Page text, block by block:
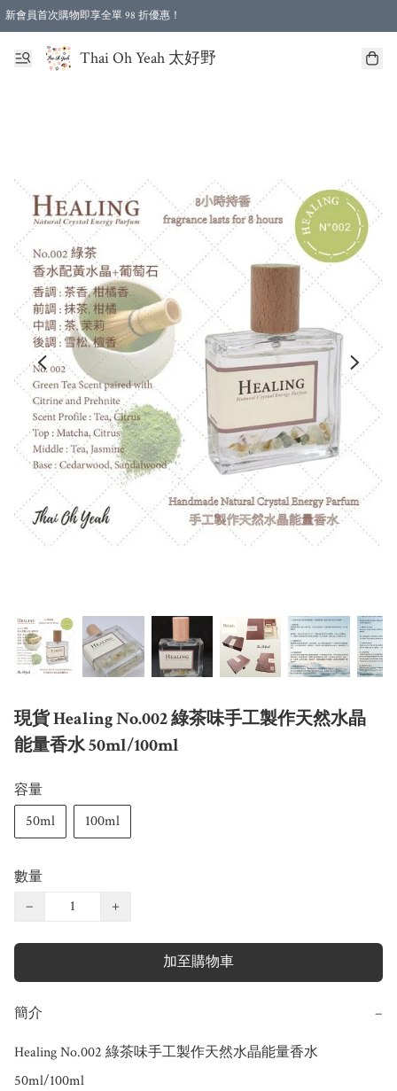
新會員首次購物即享全單 98 折優惠！
特選會員可享全單低至 96 折優惠！
Thai Oh Yeah 太好野
現貨 Healing No.002 綠茶味手工製作天然水晶
能量香水 50ml/100ml
容量
50ml
100ml
數量
−
+
加至購物車
簡介 −
Healing No.002 綠茶味手工製作天然水晶能量香水
50ml/100ml